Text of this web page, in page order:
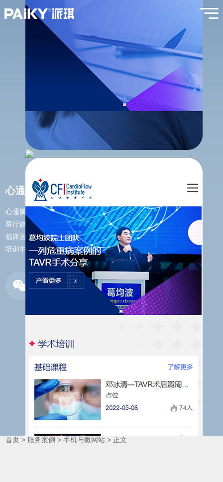
心通医疗
心通瓣膜学苑是心通
医疗旗下一个专业的
临床医学及专业教育
培训中心。
微信扫码
浏览网页
首页 > 服务案例 >手机与微网站 > 正文